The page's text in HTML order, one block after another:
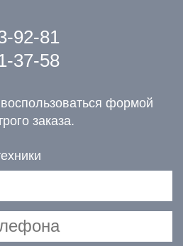
92-81
37-58
формой
заказа.